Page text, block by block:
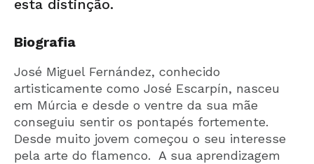
esta distinção.
Biografia
José Miguel Fernández, conhecido
artisticamente como José Escarpín, nasceu
em Múrcia e desde o ventre da sua mãe
conseguiu sentir os pontapés fortemente.
Desde muito jovem começou o seu interesse
pela arte do flamenco. A sua aprendizagem